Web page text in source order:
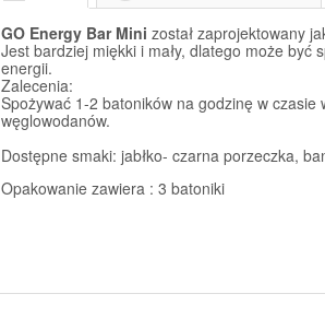
GO Energy Bar Mini został zaprojektowany
Jest bardziej miękki i mały, dlatego może być
energii.
Zalecenia:
Spożywać 1-2 batoników na godzinę w
węglowodanów.
Dostępne smaki: jabłko- czarna porzeczka,
Opakowanie zawiera : 3 batoniki